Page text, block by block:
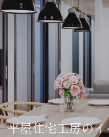
平屋住宅工房の